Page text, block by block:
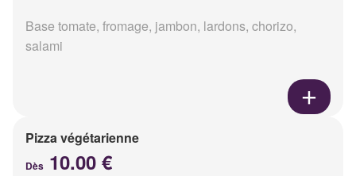
Base tomate, fromage, jambon, lardons, chorizo,
salami
Pizza végétarienne
Dès 10.00 €